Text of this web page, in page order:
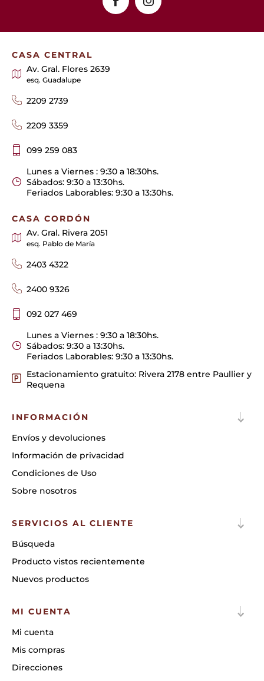
CASA CENTRAL
Av. Gral. Flores 2639
esq. Guadalupe
2209 2739
2209 3359
099 259 083
Lunes a Viernes : 9:30 a 18:30hs.
Sábados: 9:30 a 13:30hs.
Feriados Laborables: 9:30 a 13:30hs.
CASA CORDÓN
Av. Gral. Rivera 2051
esq. Pablo de María
2403 4322
2400 9326
092 027 469
Lunes a Viernes : 9:30 a 18:30hs.
Sábados: 9:30 a 13:30hs.
Feriados Laborables: 9:30 a 13:30hs.
Estacionamiento gratuito: Rivera 2178 entre Paullier y
Requena
INFORMACIÓN
Envíos y devoluciones
Información de privacidad
Condiciones de Uso
Sobre nosotros
SERVICIOS AL CLIENTE
Búsqueda
Producto vistos recientemente
Nuevos productos
MI CUENTA
Mi cuenta
Mis compras
Direcciones